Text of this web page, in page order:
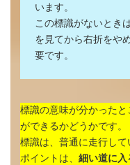
います。
この標識がないとき
を見てから右折をや
要です。
標識の意味が分かった
ができるかどうかです。
標識は、普通に走行して
ポイントは、 細い道に入